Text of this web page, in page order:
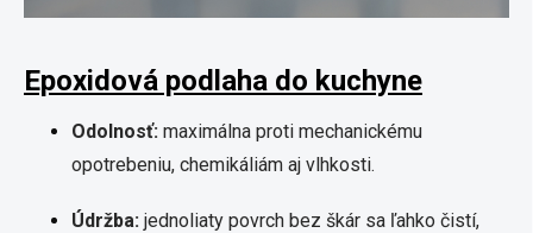
Epoxidová podlaha do kuchyne
Odolnosť: maximálna proti mechanickému
opotrebeniu, chemikáliám aj vlhkosti.
Údržba: jednoliaty povrch bez škár sa ľahko čistí,